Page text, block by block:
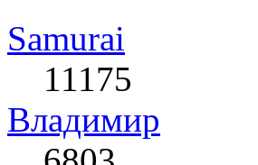
Samurai
11175
Влaдимир